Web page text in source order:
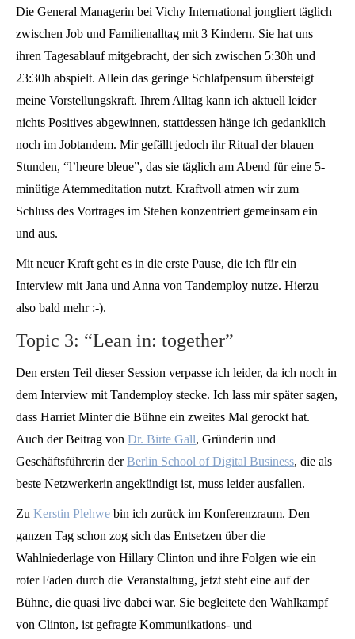
Die General Managerin bei Vichy International jongliert täglich
zwischen Job und Familienalltag mit 3 Kindern. Sie hat uns
ihren Tagesablauf mitgebracht, der sich zwischen 5:30h und
23:30h abspielt. Allein das geringe Schlafpensum übersteigt
meine Vorstellungskraft. Ihrem Alltag kann ich aktuell leider
nichts Positives abgewinnen, stattdessen hänge ich gedanklich
noch im Jobtandem. Mir gefällt jedoch ihr Ritual der blauen
Stunden, “l’heure bleue”, das sie täglich am Abend für eine 5-
minütige Atemmeditation nutzt. Kraftvoll atmen wir zum
Schluss des Vortrages im Stehen konzentriert gemeinsam ein
und aus.
Mit neuer Kraft geht es in die erste Pause, die ich für ein
Interview mit Jana und Anna von Tandemploy nutze. Hierzu
also bald mehr :-).
Topic 3: “Lean in: together”
Den ersten Teil dieser Session verpasse ich leider, da ich noch in
dem Interview mit Tandemploy stecke. Ich lass mir später sagen,
dass Harriet Minter die Bühne ein zweites Mal gerockt hat.
Auch der Beitrag von Dr. Birte Gall, Gründerin und
Geschäftsführerin derBerlin School of Digital Business, die als
beste Netzwerkerin angekündigt ist, muss leider ausfallen.
Zu Kerstin Plehwe bin ich zurück im Konferenzraum. Den
ganzen Tag schon zog sich das Entsetzen über die
Wahlniederlage von Hillary Clinton und ihre Folgen wie ein
roter Faden durch die Veranstaltung, jetzt steht eine auf der
Bühne, die quasi live dabei war. Sie begleitete den Wahlkampf
von Clinton, ist gefragte Kommunikations- und